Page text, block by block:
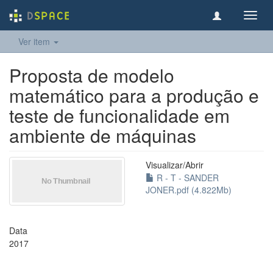
Ver item
Proposta de modelo
matemático para a produção e
teste de funcionalidade em
ambiente de máquinas
Visualizar/Abrir
R - T - SANDER
JONER.pdf (4.822Mb)
Data
2017